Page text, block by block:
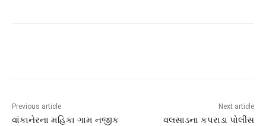
Previous article
વાંકાનેરના મહિકા ગામ નજીક
Next article
વલસાડના કપરાડા પોલીસ